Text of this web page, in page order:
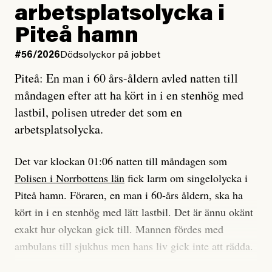
Vad betyder det att vara en röd, grön och oberoende
tidning?
Vad är bra journalistik?
Ett försök till korta svar som jag hoppas kan förtydliga
för Kuhn och Sassarinis-McGowan och andra hur jag
som chefredaktör ser på Dagens ETC:s uppdrag och
roll.
Vi skriver för våra läsare som vill bli informerade,
överraskade, bekräftade, utmanade – och som kräver
att vi granskar allt och alla.
Vi är som sagt en röd, grön och oberoende tidning.
Det betyder en annan journalistik än vad du hittar i
enligt uråldrig metod
och lade min sista ungdom
på att laga en gammal bod.
Jag sökte ljuset och meningen,
efter det som var rent, rätt och sant,
och aldrig såg jag det klarare än
när jag ombord på bussen hjälpte en tant.
#23/2026Intervjun
Jesper Lundby: ”Livet i sig
är ganska politiskt”
arbetsplatsolycka i
Piteå hamn
#56/2026 Dödsolyckor på jobbet
Piteå: En man i 60 års-åldern avled natten till
måndagen efter att ha kört in i en stenhög med
lastbil, polisen utreder det som en
arbetsplatsolycka.
Det var klockan 01:06 natten till måndagen som
Polisen i Norrbottens län fick larm om singelolycka i
Piteå hamn. Föraren, en man i 60-års åldern, ska ha
kört in i en stenhög med lätt lastbil. Det är ännu okänt
exakt hur olyckan gick till. Mannen fördes med
ambulans till sjukhus men hans liv gick inte att rädda.